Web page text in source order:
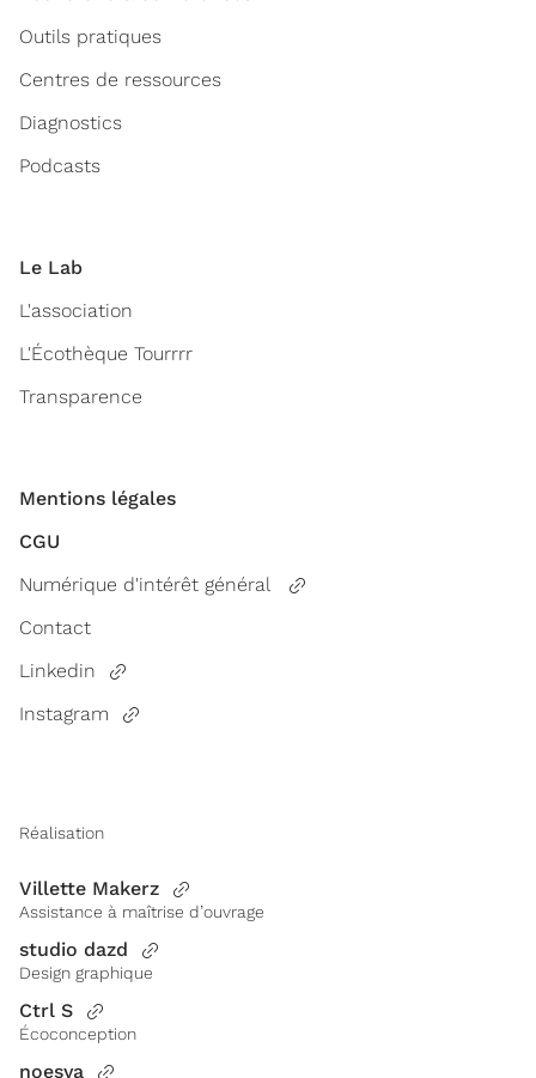
Outils pratiques
Centres de ressources
Diagnostics
Podcasts
Le Lab
L'association
L'Écothèque Tourrrr
Transparence
Mentions légales
CGU
Numérique d'intérêt général
Contact
Linkedin
Instagram
Réalisation
Villette Makerz
Assistance à maîtrise d’ouvrage
studio dazd
Design graphique
Ctrl S
Écoconception
noesya